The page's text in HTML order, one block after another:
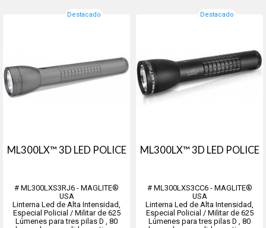
Destacado
ML300LX™ 3D LED POLICE
# ML300LXS3RJ6 - MAGLITE®
USA
Linterna Led de Alta Intensidad,
Especial Policial / Militar de 625
Lúmenes para tres pilas D , 80
Destacado
ML300LX™ 3D LED POLICE
# ML300LXS3CC6 - MAGLITE®
USA
Linterna Led de Alta Intensidad,
Especial Policial / Militar de 625
Lúmenes para tres pilas D , 80